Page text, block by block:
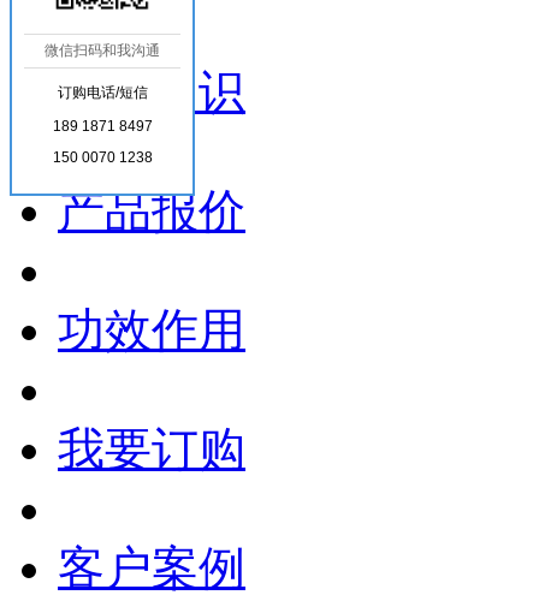
新闻知识
产品报价
功效作用
我要订购
客户案例
微信扫码和我沟通
订购电话/短信
189 1871 8497
150 0070 1238